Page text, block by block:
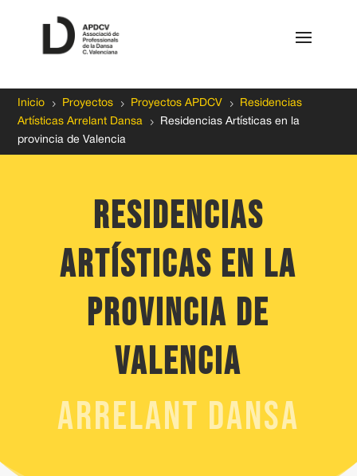
Inicio 5 Proyectos 5 Proyectos APDCV 5
Residencias
Artísticas Arrelant Dansa
5
Residencias Artísticas en la
provincia de Valencia
Residencias
Artísticas en la
provincia de
Valencia
ARRELANT DANSA